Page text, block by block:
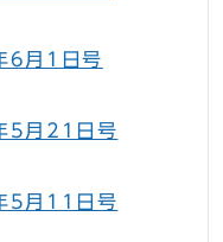
6月1日号
5月21日号
5月11日号